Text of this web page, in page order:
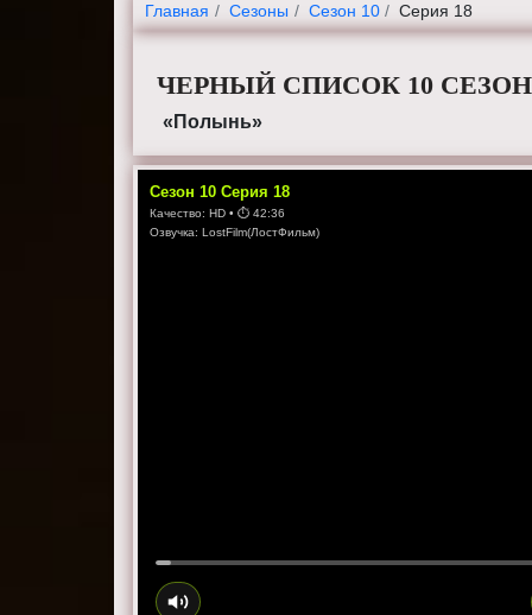
Главная Cезоны Сезон 10 Серия 18
ЧЕРНЫЙ СПИСОК 10 СЕЗОН
«Полынь»
Сезон10 Серия18
Качество:HD • ⏱42:36
Озвучка:LostFilm(ЛостФильм)